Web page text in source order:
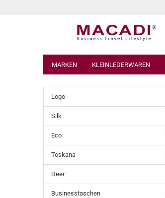
MARKEN KLEINLEDERWAREN
Logo
Silk
Eco
Toskana
Deer
Businesstaschen